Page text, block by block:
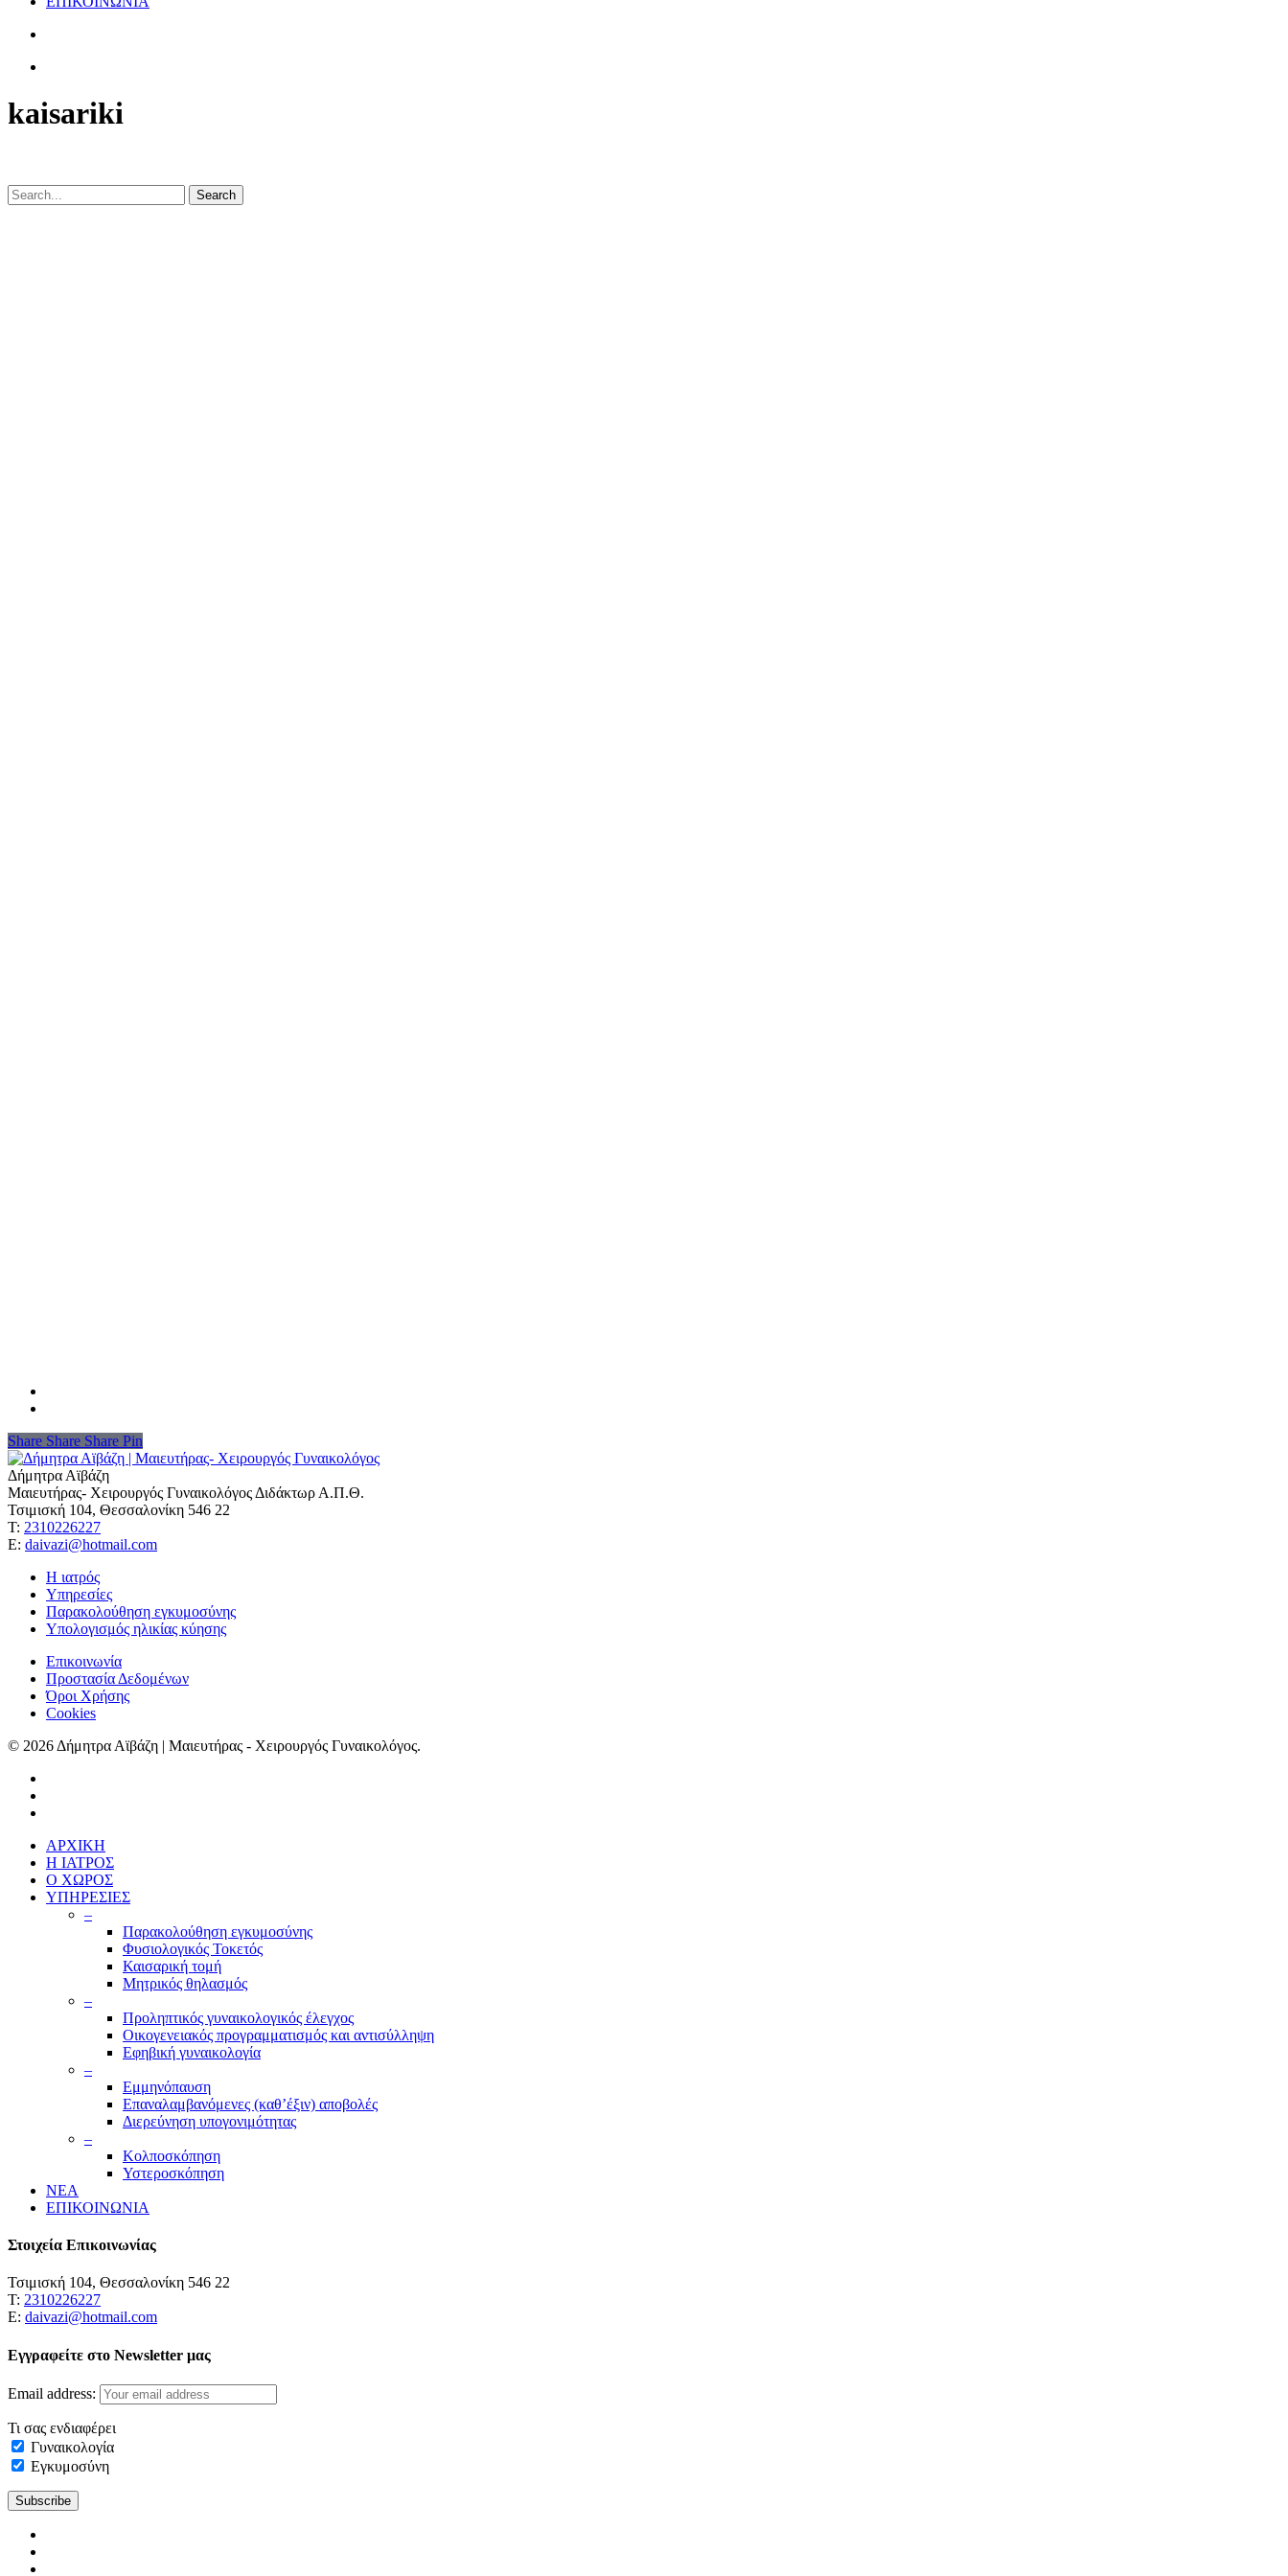
kaisariki
Search
Share
Share Share Share Pin
Δήμητρα Αϊβάζη
Μαιευτήρας- Χειρουργός Γυναικολόγος Διδάκτωρ Α.Π.Θ.
Τσιμισκή 104, Θεσσαλονίκη 546 22
Τ: 2310226227
Ε: daivazi@hotmail.com
Η ιατρός
Υπηρεσίες
Παρακολούθηση εγκυμοσύνης
Υπολογισμός ηλικίας κύησης
Επικοινωνία
Προστασία Δεδομένων
Όροι Χρήσης
Cookies
© 2026 Δήμητρα Αϊβάζη | Μαιευτήρας - Χειρουργός Γυναικολόγος.
ΑΡΧΙΚΗ
Η ΙΑΤΡΟΣ
Ο ΧΩΡΟΣ
ΥΠΗΡΕΣΙΕΣ
–
Παρακολούθηση εγκυμοσύνης
Φυσιολογικός Τοκετός
Καισαρική τομή
Μητρικός θηλασμός
–
Προληπτικός γυναικολογικός έλεγχος
Οικογενειακός προγραμματισμός και αντισύλληψη
Εφηβική γυναικολογία
–
Εμμηνόπαυση
Επαναλαμβανόμενες (καθ’έξιν) αποβολές
Διερεύνηση υπογονιμότητας
–
Κολποσκόπηση
Υστεροσκόπηση
ΝΕΑ
ΕΠΙΚΟΙΝΩΝΙΑ
Στοιχεία Επικοινωνίας
Τσιμισκή 104, Θεσσαλονίκη 546 22
Τ: 2310226227
Ε: daivazi@hotmail.com
Εγγραφείτε στο Newsletter μας
Email address:
Τι σας ενδιαφέρει
Γυναικολογία
Εγκυμοσύνη